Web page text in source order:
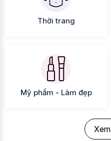
Thời trang
Mỹ phẩm - Làm đẹp